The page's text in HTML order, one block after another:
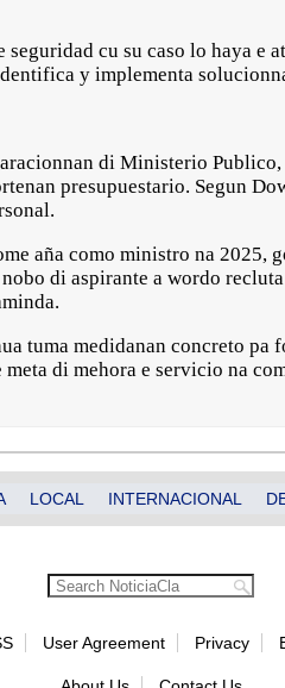
cu su caso lo haya e
y implementa
di Ministerio
presupuestario. Segun
aña como ministro na 2025,
di aspirante a wordo
tuma medidanan concreto pa
di mehora e servicio na
LOCAL INTERNACIONAL
User Agreement Privacy